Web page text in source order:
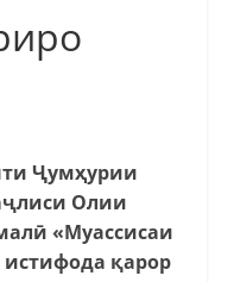
Ҷумҳурии
Олии
«Муассисаи
қарор